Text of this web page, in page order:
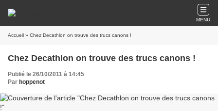
MENU
Accueil » Chez Decathlon on trouve des trucs canons !
Chez Decathlon on trouve des trucs canons !
Publié le 26/10/2011 à 14:45
Par hoppenot